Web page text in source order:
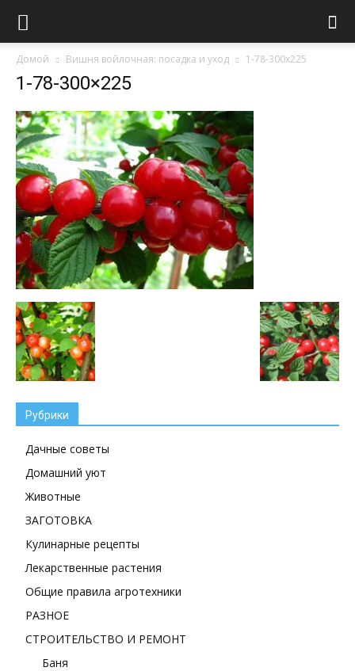
Домой Вишня войлочная: посадка и уход 1-78-300x225
1-78-300×225
Рубрики
Дачные советы
Домашний уют
Животные
ЗАГОТОВКА
Кулинарные рецепты
Лекарственные растения
Общие правила агротехники
РАЗНОЕ
СТРОИТЕЛЬСТВО И РЕМОНТ
Баня